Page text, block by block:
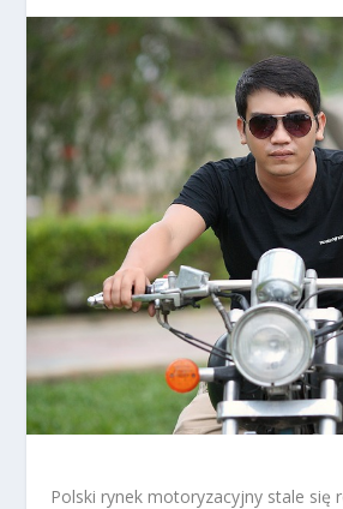
Polski rynek motoryzacyjny stale się